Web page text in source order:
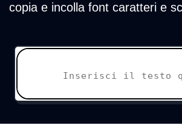
copia e incolla font caratteri e